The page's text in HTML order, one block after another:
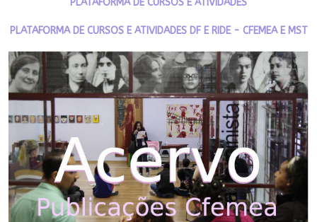
PLATAFORMA DE CURSOS E ATIVIDADES
PLATAFORMA DE CURSOS E ATIVIDADES DF E RIDE - CFEMEA E MST